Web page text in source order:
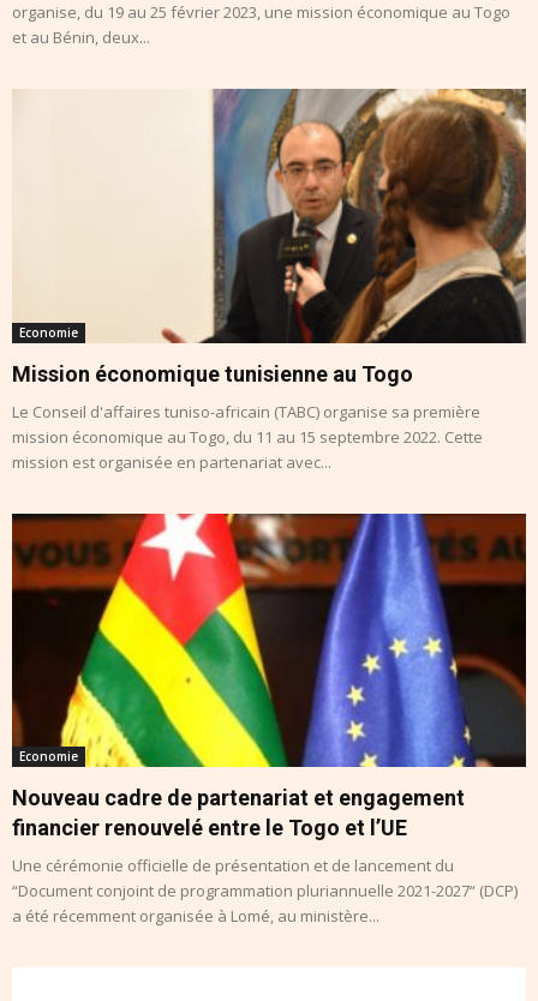
organise, du 19 au 25 février 2023, une mission économique au Togo
et au Bénin, deux...
Economie
Mission économique tunisienne au Togo
Le Conseil d'affaires tuniso-africain (TABC) organise sa première
mission économique au Togo, du 11 au 15 septembre 2022. Cette
mission est organisée en partenariat avec...
Economie
Nouveau cadre de partenariat et engagement
financier renouvelé entre le Togo et l’UE
Une cérémonie officielle de présentation et de lancement du
“Document conjoint de programmation pluriannuelle 2021-2027“ (DCP)
a été récemment organisée à Lomé, au ministère...